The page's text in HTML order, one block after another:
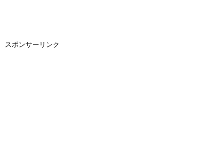
スポンサーリンク